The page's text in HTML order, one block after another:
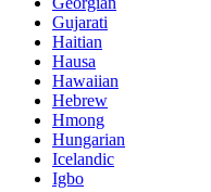
Gujarati
Haitian
Hausa
Hawaiian
Hebrew
Hmong
Hungarian
Icelandic
Igbo